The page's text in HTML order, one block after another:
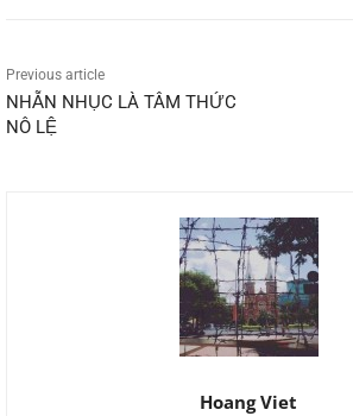
Previous article
NHẪN NHỤC LÀ TÂM THỨC
NÔ LỆ
Hoang Viet